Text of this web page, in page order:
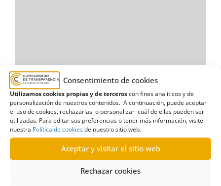
Consentimiento de cookies
Utilizamos cookies propias y de terceroscon fines analíticos y de
personalización de nuestros contenidos. A continuación, puede aceptar
el uso de cookies, rechazarlas o personalizar cuál de ellas pueden ser
utilizadas. Para editar sus preferencias o tener más información, visite
nuestra Política de cookiesde nuestro sitio web.
Aceptar y visitar el sitio web
Rechazar cookies